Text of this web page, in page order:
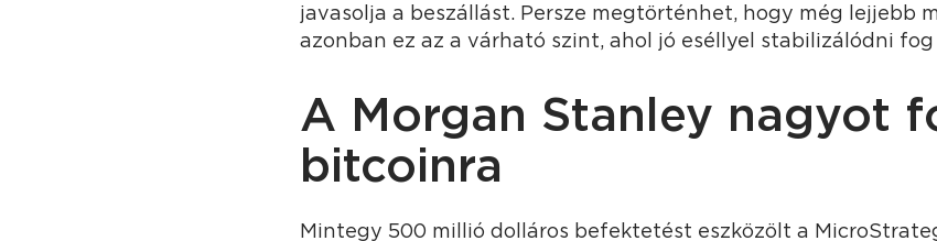
javasolja a beszállást. Persze megtörténhet, hogy még lejjebb
azonban ez az a várható szint, ahol jó eséllyel stabilizálódni
A Morgan Stanley nagyot
bitcoinra
Mintegy 500 millió dolláros befektetést eszközölt a